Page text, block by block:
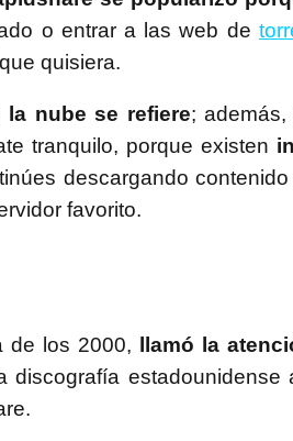
o entrar a las web de
quisiera.
nube se refiere;
tranquilo, porque existen
descargando
favorito.
de los 2000,
llamó la
estadounidense